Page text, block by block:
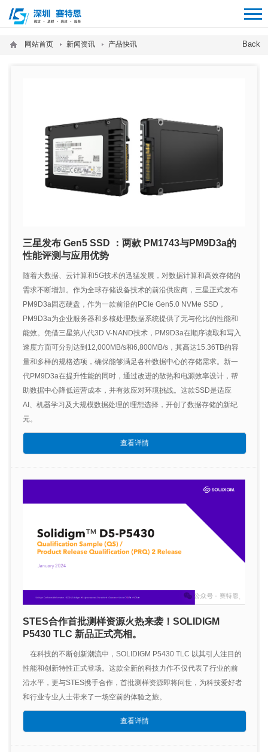
Back
网站首页 新闻资讯 产品快讯
三星发布 Gen5 SSD ：两款 PM1743与PM9D3a的
性能评测与应用优势
随着大数据、云计算和5G技术的迅猛发展，对数据计算和高效存储的
需求不断增加。作为全球存储设备技术的前沿供应商，三星正式发布
PM9D3a固态硬盘，作为一款前沿的PCIe Gen5.0 NVMe SSD，
PM9D3a为企业服务器和多核处理数据系统提供了无与伦比的性能和
能效。凭借三星第八代3D V-NAND技术，PM9D3a在顺序读取和写入
速度方面可分别达到12,000MB/s和6,800MB/s，其高达15.36TB的容
量和多样的规格选项，确保能够满足各种数据中心的存储需求。新一
代PM9D3a在提升性能的同时，通过改进的散热和电源效率设计，帮
助数据中心降低运营成本，并有效应对环境挑战。这款SSD是适应
AI、机器学习及大规模数据处理的理想选择，开创了数据存储的新纪
元。
查看详情
STES合作首批测样资源火热来袭！SOLIDIGM
P5430 TLC 新品正式亮相。
在科技的不断创新潮流中，SOLIDIGM P5430 TLC 以其引人注目的
性能和创新特性正式登场。这款全新的科技力作不仅代表了行业的前
沿水平，更与STES携手合作，首批测样资源即将问世，为科技爱好者
和行业专业人士带来了一场空前的体验之旅。
查看详情